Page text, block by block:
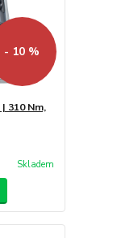
- 10 %
310 Nm,
Skladem